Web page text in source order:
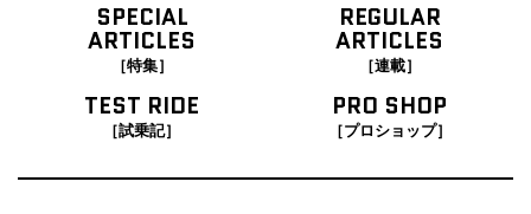
SPECIAL
ARTICLES
［特集］
REGULAR
ARTICLES
［連載］
TEST RIDE
［試乗記］
PRO SHOP
［プロショップ］